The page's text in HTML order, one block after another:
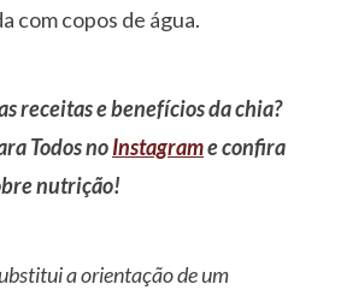
com copos de água.
receitas e benefícios da chia?
Todos noInstagrame confira
nutrição!
a orientação de um